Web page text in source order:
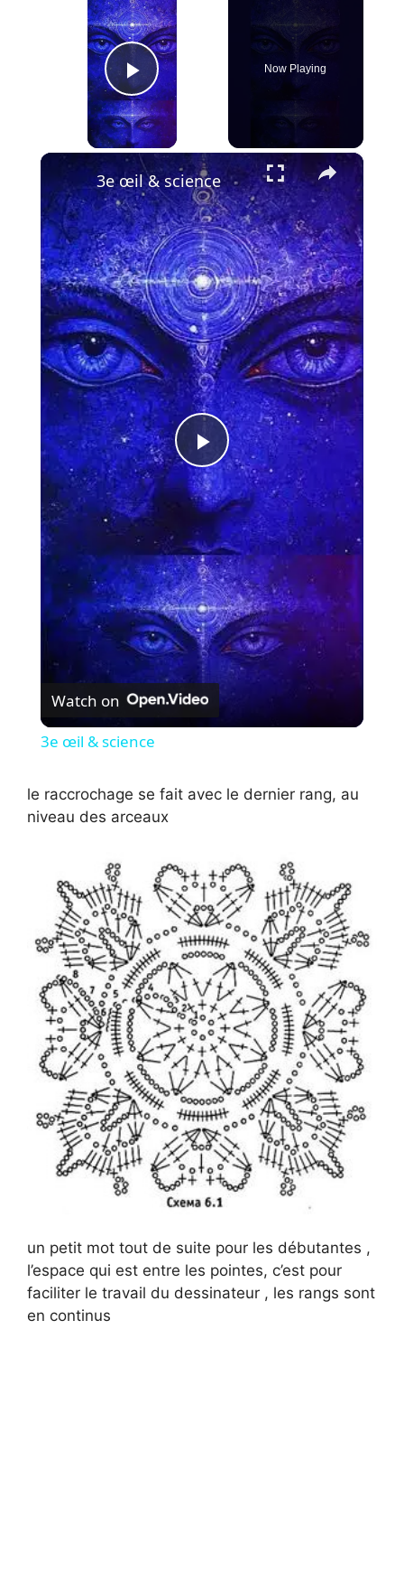
Play Video
Now Playing
×
P
l
a
y
V
i
d
o
3e œil & science
Watch on
3e œil & science
le raccrochage se fait avec le dernier rang, au
niveau des arceaux
un petit mot tout de suite pour les débutantes ,
l’espace qui est entre les pointes, c’est pour
faciliter le travail du dessinateur , les rangs sont
en continus